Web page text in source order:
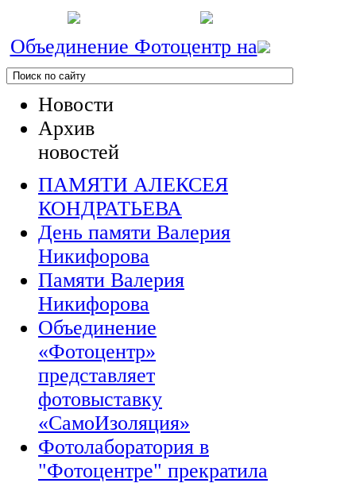
Объединение Фотоцентр на
Новости
Архив
новостей
ПАМЯТИ АЛЕКСЕЯ
КОНДРАТЬЕВА
День памяти Валерия
Никифорова
Памяти Валерия
Никифорова
Объединение
«Фотоцентр»
представляет
фотовыставку
«СамоИзоляция»
Фотолаборатория в
"Фотоцентре" прекратила